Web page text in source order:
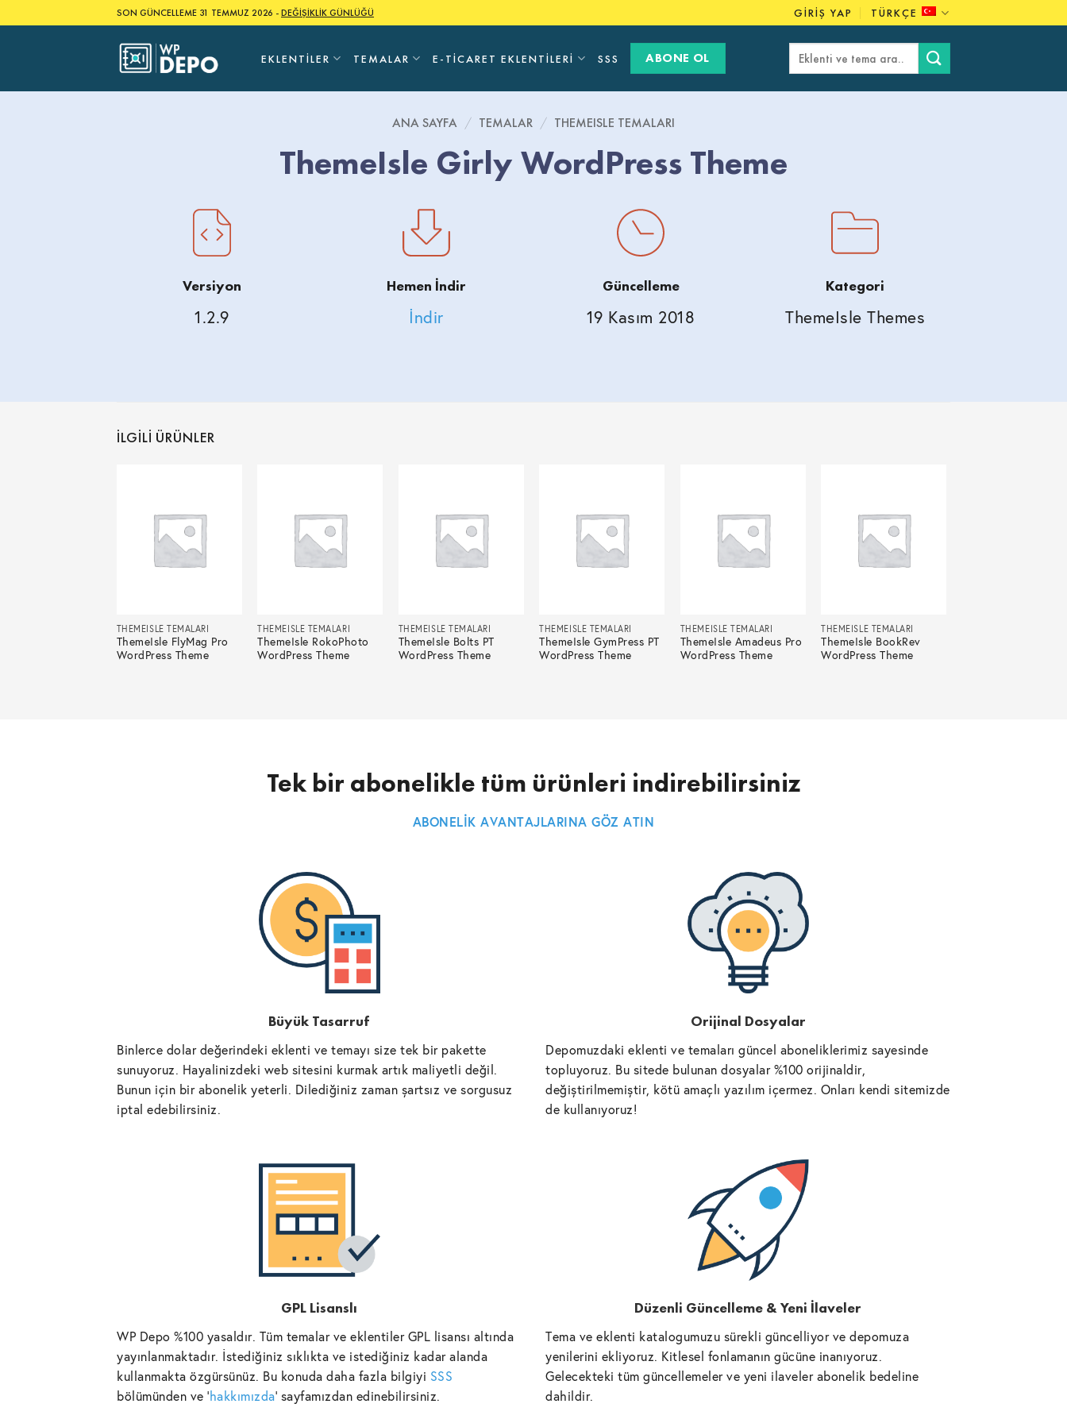
to
SON GÜNCELLEME 31 TEMMUZ 2026 -DEĞİŞİKLİK GÜNLÜĞÜ GIRIŞ YAP TÜRKÇE
EKLENTILER TEMALAR E-TICARET EKLENTILERI SSS ABONE OL Ara:
ANA SAYFA / TEMALAR / THEMEISLE TEMALARI
ThemeIsle Girly WordPress Theme
Versiyon
1.2.9
Hemen İndir
İndir
Güncelleme
19 Kasım 2018
Kategori
ThemeIsle Themes
İLGILI ÜRÜNLER
THEMEISLE TEMALARI
ThemeIsle FlyMag Pro
WordPress Theme
THEMEISLE TEMALARI
ThemeIsle RokoPhoto
WordPress Theme
THEMEISLE TEMALARI
ThemeIsle Bolts PT
WordPress Theme
THEMEISLE TEMALARI
ThemeIsle GymPress PT
WordPress Theme
THEMEISLE TEMALARI
ThemeIsle Amadeus Pro
WordPress Theme
THEMEISLE TEMALARI
ThemeIsle BookRev
WordPress Theme
Tek bir abonelikle tüm ürünleri indirebilirsiniz
ABONELİK AVANTAJLARINA GÖZ ATIN
Büyük Tasarruf
Binlerce dolar değerindeki eklenti ve temayı size tek bir pakette
sunuyoruz. Hayalinizdeki web sitesini kurmak artık maliyetli değil.
Bunun için bir abonelik yeterli. Dilediğiniz zaman şartsız ve sorgusuz
iptal edebilirsiniz.
Orijinal Dosyalar
Depomuzdaki eklenti ve temaları güncel aboneliklerimiz sayesinde
topluyoruz. Bu sitede bulunan dosyalar %100 orijinaldir,
değiştirilmemiştir, kötü amaçlı yazılım içermez. Onları kendi sitemizde
de kullanıyoruz!
GPL Lisanslı
WP Depo %100 yasaldır. Tüm temalar ve eklentiler GPL lisansı altında
yayınlanmaktadır. İstediğiniz sıklıkta ve istediğiniz kadar alanda
kullanmakta özgürsünüz. Bu konuda daha fazla bilgiyi SSS
bölümünden ve 'hakkımızda' sayfamızdan edinebilirsiniz.
Düzenli Güncelleme & Yeni İlaveler
Tema ve eklenti katalogumuzu sürekli güncelliyor ve depomuza
yenilerini ekliyoruz. Kitlesel fonlamanın gücüne inanıyoruz.
Gelecekteki tüm güncellemeler ve yeni ilaveler abonelik bedeline
dahildir.